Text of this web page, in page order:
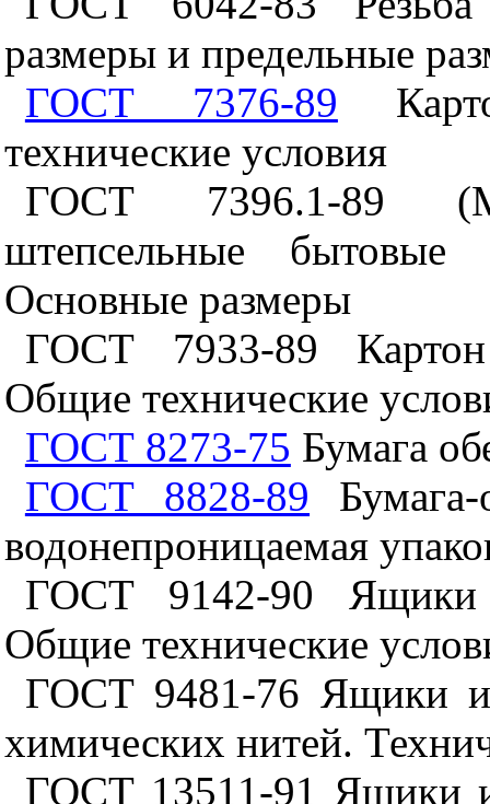
размеры и предельные
ГОСТ 7376-89
технические условия
ГОСТ 7396.1-89
штепсельные бытовые
Основные размеры
ГОСТ 7933-89 Картон
Общие технические
ГОСТ 8273-75 Бумага
ГОСТ 8828-89
водонепроницаемая
ГОСТ 9142-90 Ящики
Общие технические
ГОСТ 9481-76 Ящики
химических нитей.
ГОСТ 13511-91 Ящики